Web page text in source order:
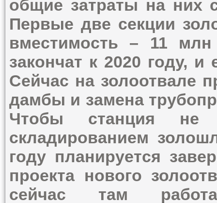
общие затраты на них
Первые две секции
вместимость – 11
закончат к 2020 году,
Сейчас на золоотвале
дамбы и замена
Чтобы станция не
складированием
году планируется
проекта нового
сейчас там